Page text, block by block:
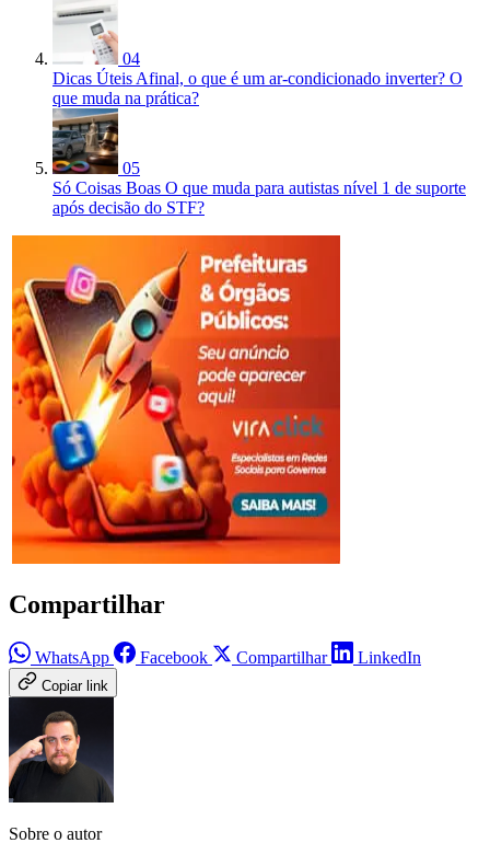
04
Dicas ÚteisAfinal, o que é um ar-condicionado inverter? O
que muda na prática?
05
Só Coisas Boas O que muda para autistas nível 1 de suporte
após decisão do STF?
Compartilhar
WhatsApp Facebook Compartilhar LinkedIn
Copiar link
Sobre o autor